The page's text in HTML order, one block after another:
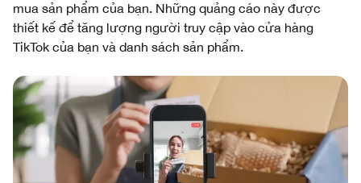
mua sản phẩm của bạn. Những quảng cáo này được
thiết kế để tăng lượng người truy cập vào cửa hàng
TikTok của bạn và danh sách sản phẩm.